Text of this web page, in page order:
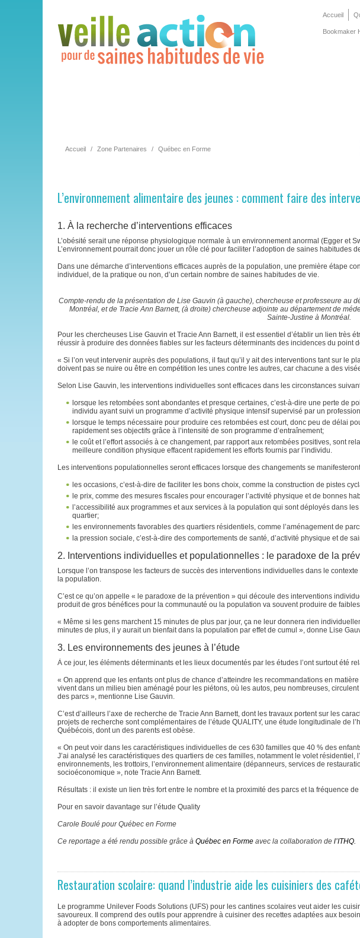
Accueil
Bookmaker
Accueil / Zone Partenaires / Québec en Forme
L’environnement alimentaire des jeunes : comment faire des
1. À la recherche d’interventions efficaces
L’obésité serait une réponse physiologique normale à un environnement anormal (Egger et
L’environnement pourrait donc jouer un rôle clé pour faciliter l’adoption de saines habitudes
Dans une démarche d’interventions efficaces auprès de la population, une première étape
individuel, de la pratique ou non, d’un certain nombre de saines habitudes de vie.
Compte-rendu de la présentation de Lise Gauvin (à gauche), chercheuse et professeure au
Montréal, et de Tracie Ann Barnett, (à droite) chercheuse adjointe au département de
Sainte-Justine à Montréal.
Pour les chercheuses Lise Gauvin et Tracie Ann Barnett, il est essentiel d’établir un lien très
réussir à produire des données fiables sur les facteurs déterminants des incidences du point
« Si l’on veut intervenir auprès des populations, il faut qu’il y ait des interventions tant sur le
doivent pas se nuire ou être en compétition les unes contre les autres, car chacune a des
Selon Lise Gauvin, les interventions individuelles sont efficaces dans les circonstances
lorsque les retombées sont abondantes et presque certaines, c’est-à-dire une perte de
individu ayant suivi un programme d’activité physique intensif supervisé par un
lorsque le temps nécessaire pour produire ces retombées est court, donc peu de délai
rapidement ses objectifs grâce à l’intensité de son programme d’entraînement;
le coût et l’effort associés à ce changement, par rapport aux retombées positives, sont
meilleure condition physique effacent rapidement les efforts fournis par l’individu.
Les interventions populationnelles seront efficaces lorsque des changements se
les occasions, c’est-à-dire de faciliter les bons choix, comme la construction de pistes
le prix, comme des mesures fiscales pour encourager l’activité physique et de bonnes
l’accessibilité aux programmes et aux services à la population qui sont déployés dans
quartier;
les environnements favorables des quartiers résidentiels, comme l’aménagement de
la pression sociale, c’est-à-dire des comportements de santé, d’activité physique et de
2. Interventions individuelles et populationnelles : le paradoxe de la
Lorsque l’on transpose les facteurs de succès des interventions individuelles dans le
la population.
C’est ce qu’on appelle « le paradoxe de la prévention » qui découle des interventions
produit de gros bénéfices pour la communauté ou la population va souvent produire de
« Même si les gens marchent 15 minutes de plus par jour, ça ne leur donnera rien
minutes de plus, il y aurait un bienfait dans la population par effet de cumul », donne Lise
3. Les environnements des jeunes à l’étude
À ce jour, les éléments déterminants et les lieux documentés par les études l’ont surtout été
« On apprend que les enfants ont plus de chance d’atteindre les recommandations en
vivent dans un milieu bien aménagé pour les piétons, où les autos, peu nombreuses,
des parcs », mentionne Lise Gauvin.
C’est d’ailleurs l’axe de recherche de Tracie Ann Barnett, dont les travaux portent sur les
projets de recherche sont complémentaires de l’étude QUALITY, une étude longitudinale de
Québécois, dont un des parents est obèse.
« On peut voir dans les caractéristiques individuelles de ces 630 familles que 40 % des
J’ai analysé les caractéristiques des quartiers de ces familles, notamment le volet résidentiel,
environnements, les trottoirs, l’environnement alimentaire (dépanneurs, services de
socioéconomique », note Tracie Ann Barnett.
Résultats : il existe un lien très fort entre le nombre et la proximité des parcs et la fréquence
Pour en savoir davantage sur l’étude Quality
Carole Boulé pour Québec en Forme
Ce reportage a été rendu possible grâce à Québec en Forme avec la collaboration de l’ITHQ.
Restauration scolaire: quand l’industrie aide les cuisiniers des
Le programme Unilever Foods Solutions (UFS) pour les cantines scolaires veut aider les
savoureux. Il comprend des outils pour apprendre à cuisiner des recettes adaptées aux
à adopter de bons comportements alimentaires.